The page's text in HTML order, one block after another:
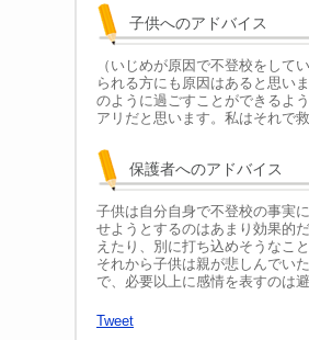
子供へのアドバイス
（いじめが原因で不登校をして
られる方にも原因はあると思い
のように過ごすことができるよ
アリだと思います。私はそれで救
保護者へのアドバイス
子供は自分自身で不登校の事実
せようとするのはあまり効果的
えたり、別に打ち込めそうなこ
それから子供は親が悲しんでい
で、必要以上に感情を表すのは
Tweet